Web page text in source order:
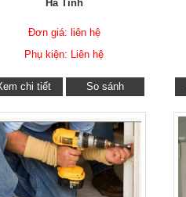
Hà Tĩnh
Đơn giá: liên hệ
Phụ kiện: Liên hệ
chi tiết So sánh